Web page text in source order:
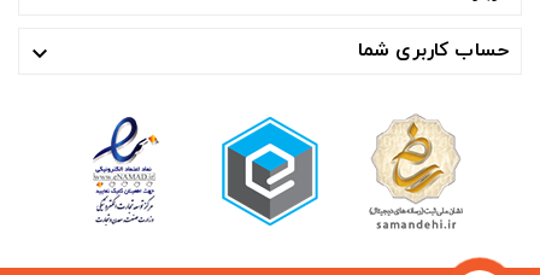
حساب کاربری شما 